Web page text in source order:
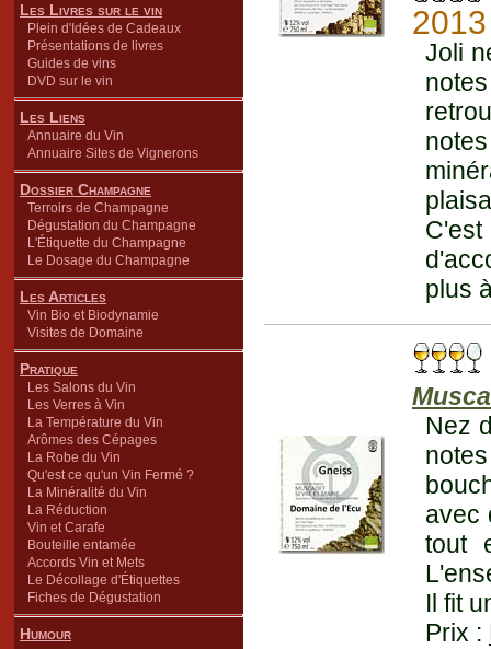
Les Livres sur le vin
Plein d'Idées de Cadeaux
Présentations de livres
Guides de vins
DVD sur le vin
Les Liens
Annuaire du Vin
Annuaire Sites de Vignerons
Dossier Champagne
Terroirs de Champagne
Dégustation du Champagne
L'Étiquette du Champagne
Le Dosage du Champagne
Les Articles
Vin Bio et Biodynamie
Visites de Domaine
Pratique
Les Salons du Vin
Les Verres à Vin
La Température du Vin
Arômes des Cépages
La Robe du Vin
Qu'est ce qu'un Vin Fermé ?
La Minéralité du Vin
La Réduction
Vin et Carafe
Bouteille entamée
Accords Vin et Mets
Le Décollage d'Étiquettes
Fiches de Dégustation
Humour
2013
Joli
plus
Nez
avec
tout
Il fit
Prix :